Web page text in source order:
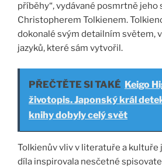
příběhy“, vydávané posmrtně jeho
Christopherem Tolkienem.
dokonalé svým detailním světem,
jazyků, které sám vytvořil.
PŘEČTĚTE SI TAKÉ Keigo
životopis. Japonský král
knihy dobyly celý svět
Tolkienův vliv v literatuře a kultuře
díla inspirovala nesčetné